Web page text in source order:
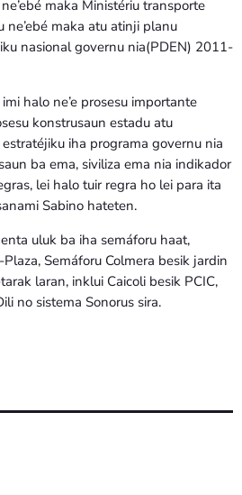
maka Ministériu transporte
ne’ebé maka atu atinji planu
nasional governu nia(PDEN) 2011-
halo ne’e prosesu importante
konstrusaun estadu atu
iha programa governu nia
ba ema, siviliza ema nia indikador
lei halo tuir regra ho lei para ita
Sabino hateten.
uluk ba iha semáforu haat,
Semáforu Colmera besik jardin
laran, inklui Caicoli besik PCIC,
no sistema Sonorus sira.